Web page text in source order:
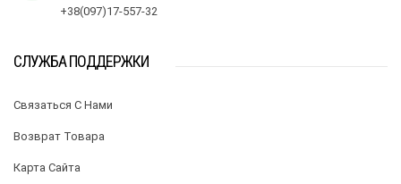
+38(097)17-557-32
СЛУЖБА ПОДДЕРЖКИ
Связаться С Нами
Возврат Товара
Карта Сайта